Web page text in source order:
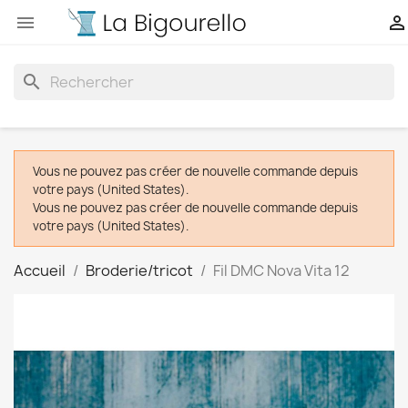
 
search
Vous ne pouvez pas créer de nouvelle commande depuis
votre pays (United States).
Vous ne pouvez pas créer de nouvelle commande depuis
votre pays (United States).
Accueil Broderie/tricot Fil DMC Nova Vita 12